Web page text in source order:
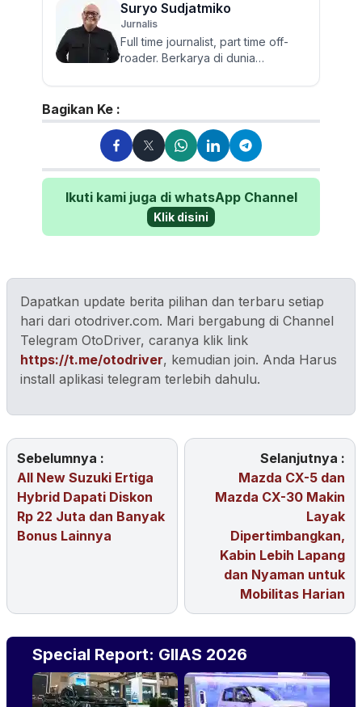
Suryo Sudjatmiko
Jurnalis
Full time journalist, part time off-
roader. Berkarya di dunia
Lulusan Sastra UGM ini te...
Bagikan Ke :
Ikuti kami juga di whatsApp Channel
Klik disini
Dapatkan update berita pilihan dan terbaru setiap
hari dari otodriver.com. Mari bergabung di Channel
Telegram OtoDriver, caranya klik link
https://t.me/otodriver, kemudian join. Anda Harus
install aplikasi telegram terlebih dahulu.
Sebelumnya :
All New Suzuki Ertiga
Hybrid Dapati Diskon
Rp 22 Juta dan Banyak
Bonus Lainnya
Selanjutnya :
Mazda CX-5 dan
Mazda CX-30 Makin
Layak
Dipertimbangkan,
Kabin Lebih Lapang
dan Nyaman untuk
Mobilitas Harian
Special Report: GIIAS 2026